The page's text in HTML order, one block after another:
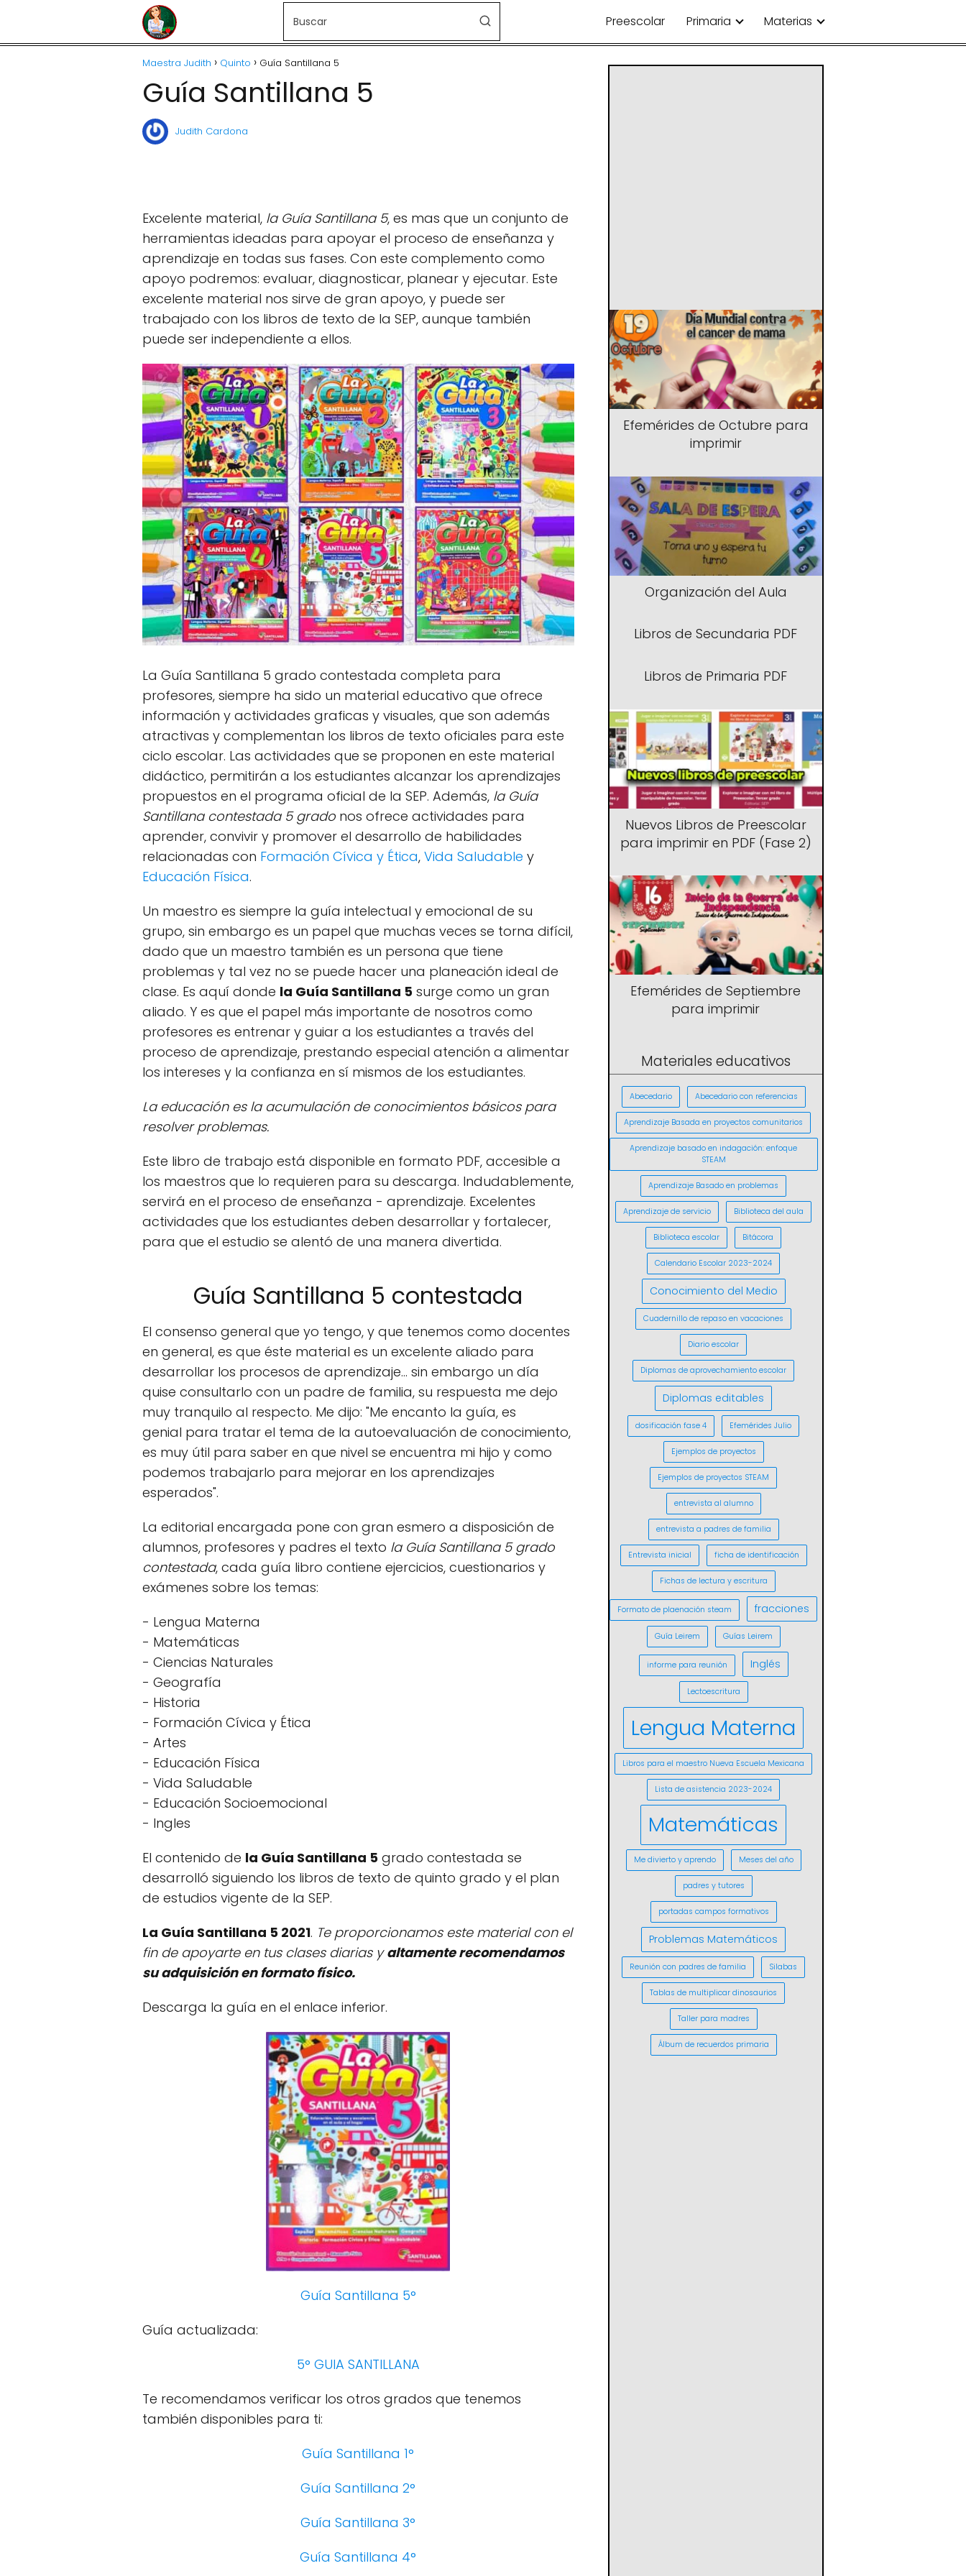
Preescolar Primaria Materias
Maestra Judith Quinto Guía Santillana 5
Guía Santillana 5
Judith Cardona
Excelente material, la Guía Santillana 5, es mas que un conjunto de
herramientas ideadas para apoyar el proceso de enseñanza y
aprendizaje en todas sus fases. Con este complemento como
apoyo podremos: evaluar, diagnosticar, planear y ejecutar. Este
excelente material nos sirve de gran apoyo, y puede ser
trabajado con los libros de texto de la SEP, aunque también
puede ser independiente a ellos.
La Guía Santillana 5 grado contestada completa para
profesores, siempre ha sido un material educativo que ofrece
información y actividades graficas y visuales, que son además
atractivas y complementan los libros de texto oficiales para este
ciclo escolar. Las actividades que se proponen en este material
didáctico, permitirán a los estudiantes alcanzar los aprendizajes
propuestos en el programa oficial de la SEP. Además, la Guía
Santillana contestada 5 grado nos ofrece actividades para
aprender, convivir y promover el desarrollo de habilidades
relacionadas con Formación Cívica y Ética, Vida Saludable y
Educación Física.
Un maestro es siempre la guía intelectual y emocional de su
grupo, sin embargo es un papel que muchas veces se torna difícil,
dado que un maestro también es un persona que tiene
problemas y tal vez no se puede hacer una planeación ideal de
clase. Es aquí donde la Guía Santillana 5 surge como un gran
aliado. Y es que el papel más importante de nosotros como
profesores es entrenar y guiar a los estudiantes a través del
proceso de aprendizaje, prestando especial atención a alimentar
los intereses y la confianza en sí mismos de los estudiantes.
La educación es la acumulación de conocimientos básicos para
resolver problemas.
Este libro de trabajo está disponible en formato PDF, accesible a
los maestros que lo requieren para su descarga. Indudablemente,
servirá en el proceso de enseñanza - aprendizaje. Excelentes
actividades que los estudiantes deben desarrollar y fortalecer,
para que el estudio se alentó de una manera divertida.
Guía Santillana 5 contestada
El consenso general que yo tengo, y que tenemos como docentes
en general, es que éste material es un excelente aliado para
desarrollar los procesos de aprendizaje... sin embargo un día
quise consultarlo con un padre de familia, su respuesta me dejo
muy tranquilo al respecto. Me dijo: "Me encanto la guía, es
genial para tratar el tema de la autoevaluación de conocimiento,
es muy útil para saber en que nivel se encuentra mi hijo y como
podemos trabajarlo para mejorar en los aprendizajes
esperados".
La editorial encargada pone con gran esmero a disposición de
alumnos, profesores y padres el texto la Guía Santillana 5 grado
contestada, cada guía libro contiene ejercicios, cuestionarios y
exámenes sobre los temas:
- Lengua Materna
- Matemáticas
- Ciencias Naturales
- Geografía
- Historia
- Formación Cívica y Ética
- Artes
- Educación Física
- Vida Saludable
- Educación Socioemocional
- Ingles
El contenido de la Guía Santillana 5 grado contestada se
desarrolló siguiendo los libros de texto de quinto grado y el plan
de estudios vigente de la SEP.
La Guía Santillana 5 2021. Te proporcionamos este material con el
fin de apoyarte en tus clases diarias yaltamente recomendamos
su adquisición en formato físico.
Descarga la guía en el enlace inferior.
Guía Santillana 5°
Guía actualizada:
5° GUIA SANTILLANA
Te recomendamos verificar los otros grados que tenemos
también disponibles para ti:
Guía Santillana 1°
Guía Santillana 2°
Guía Santillana 3°
Guía Santillana 4°
Efemérides de Octubre para
imprimir
Organización del Aula
Libros de Secundaria PDF
Libros de Primaria PDF
Nuevos Libros de Preescolar
para imprimir en PDF (Fase 2)
Efemérides de Septiembre
para imprimir
Materiales educativos
Abecedario Abecedario con referencias
Aprendizaje Basada en proyectos comunitarios
Aprendizaje basado en indagación: enfoque
STEAM
Aprendizaje Basado en problemas
Aprendizaje de servicio Biblioteca del aula
Biblioteca escolar Bitácora
Calendario Escolar 2023-2024
Conocimiento del Medio
Cuadernillo de repaso en vacaciones
Diario escolar
Diplomas de aprovechamiento escolar
Diplomas editables
dosificación fase 4 Efemérides Julio
Ejemplos de proyectos
Ejemplos de proyectos STEAM
entrevista al alumno
entrevista a padres de familia
Entrevista inicial ficha de identificación
Fichas de lectura y escritura
Formato de plaenación steam fracciones
Guía Leirem Guías Leirem
informe para reunión Inglés
Lectoescritura
Lengua Materna
Libros para el maestro Nueva Escuela Mexicana
Lista de asistencia 2023-2024
Matemáticas
Me divierto y aprendo Meses del año
padres y tutores
portadas campos formativos
Problemas Matemáticos
Reunión con padres de familia Silabas
Tablas de multiplicar dinosaurios
Taller para madres
Álbum de recuerdos primaria